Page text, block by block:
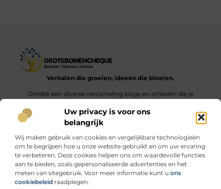
Uw privacy is voor ons
belangrijk
Wij maken gebruik van cookies en vergelijkbare technologieën
om te begrijpen hoe u onze website gebruikt en om uw ervaring
te verbeteren. Deze cookies helpen ons om waardevolle functies
aan te bieden, zoals gepersonaliseerde advertenties en het
meten van sitegebruik. Voor meer informatie kunt u ons
cookiebeleid raadplegen.
Verhalen die groeien, ideeën die bloeien.
Ontdek een diverse verzameling blogs en artikelen die je
dagelijks leven.
Onze informatie